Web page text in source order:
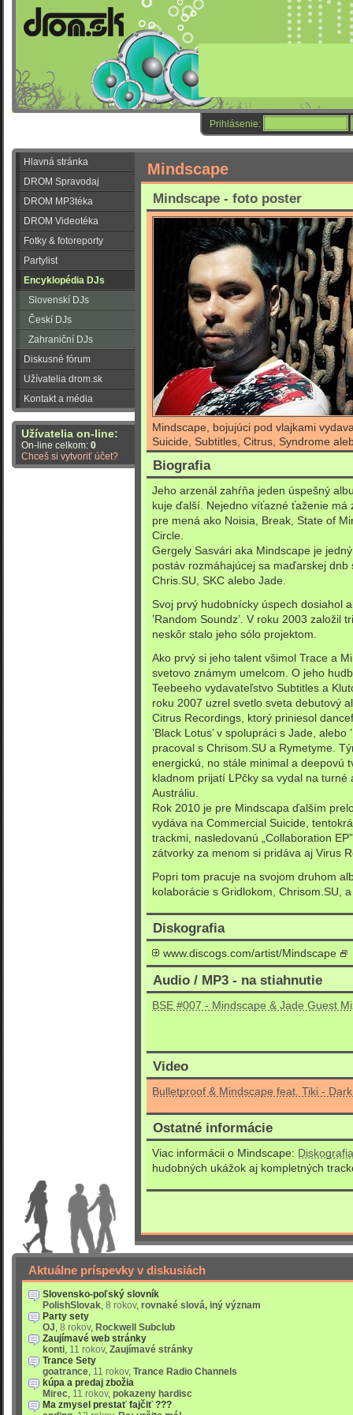
Prihlásenie:
Hlavná stránka
DROM Spravodaj
DROM MP3téka
DROM Videotéka
Fotky & fotoreporty
Partylist
Encyklopédia DJs
Slovenskí DJs
Českí DJs
Zahraniční DJs
Diskusné fórum
Užívatelia drom.sk
Kontakt a média
Užívatelia on-line:
On-line celkom: 0
Chceš si vytvoriť účet?
Mindscape
Mindscape - foto poster
Mindscape, bojujúci pod vlajkami
Suicide, Subtitles, Citrus, Syndrome
Biografia
Jeho arzenál zahŕňa jeden úspešný
kuje ďalší. Nejedno víťazné ťaženie má
pre mená ako Noisia, Break, State of
Circle.
Gergely Sasvári aka Mindscape je
postáv rozmáhajúcej sa maďarskej
Chris.SU, SKC alebo Jade.
Svoj prvý hudobnícky úspech dosiahol
’Random Soundz’. V roku 2003 založil
neskôr stalo jeho sólo projektom.
Ako prvý si jeho talent všimol Trace a
svetovo známym umelcom. O jeho
Teebeeho vydavateľstvo Subtitles a
roku 2007 uzrel svetlo sveta debutový
Citrus Recordings, ktorý priniesol
’Black Lotus’ v spolupráci s Jade, alebo
pracoval s Chrisom.SU a Rymetyme.
energickú, no stále minimal a deepovú
kladnom prijatí LPčky sa vydal na turné
Austráliu.
Rok 2010 je pre Mindscapa ďalším
vydáva na Commercial Suicide,
trackmi, nasledovanú „Collaboration
zátvorky za menom si pridáva aj Virus
Popri tom pracuje na svojom druhom
kolaborácie s Gridlokom, Chrisom.SU,
Diskografia
www.discogs.com/artist/Mindscape
Audio / MP3 - na stiahnutie
BSE #007 - Mindscape & Jade Guest
Video
Bulletproof & Mindscape feat. Tiki -
Ostatné informácie
Viac informácii o Mindscape:
hudobných ukážok aj kompletných
Aktuálne príspevky v diskusiách
Slovensko-poľský slovník
PolishSlovak, 8 rokov, rovnaké slová, iný význam
Party sety
OJ, 8 rokov, Rockwell Subclub
Zaujímavé web stránky
konti, 11 rokov, Zaujímavé stránky
Trance Sety
goatrance, 11 rokov, Trance Radio Channels
kúpa a predaj zbožia
Mirec, 11 rokov, pokazeny hardisc
Ma zmysel prestať fajčiť ???